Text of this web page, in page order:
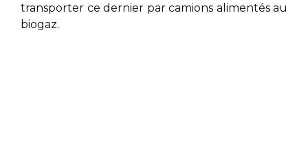
transporter ce dernier par camions alimentés au
biogaz.